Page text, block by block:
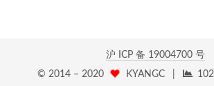
沪 ICP 备 19004700 号
© 2014 – 2020 KYANGC